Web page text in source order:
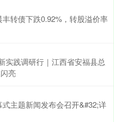
转债下跌0.92%，转股溢价率
实践调研行｜江西省安福县总
亮
主题新闻发布会召开&#32;详